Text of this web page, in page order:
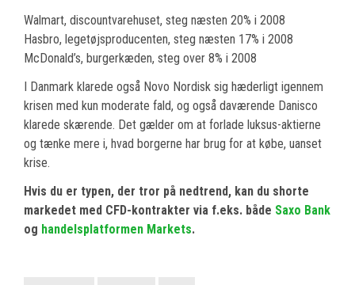
Walmart, discountvarehuset, steg næsten 20% i 2008
Hasbro, legetøjsproducenten, steg næsten 17% i 2008
McDonald’s, burgerkæden, steg over 8% i 2008
I Danmark klarede også Novo Nordisk sig hæderligt igennem
krisen med kun moderate fald, og også daværende Danisco
klarede skærende. Det gælder om at forlade luksus-aktierne
og tænke mere i, hvad borgerne har brug for at købe, uanset
krise.
Hvis du er typen, der tror på nedtrend, kan du shorte
markedet med CFD-kontrakter via f.eks. både Saxo Bank
og handelsplatformen Markets.